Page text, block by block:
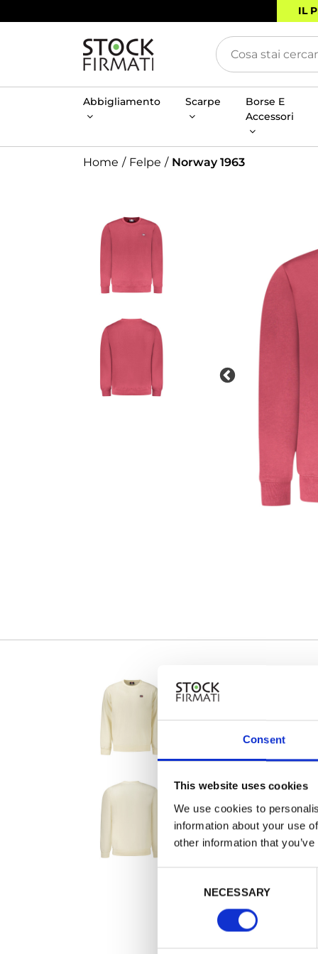
Consent
This website uses cookies
We use cookies to
information about your use
other information that
NECESSARY
IL
Abbigliamento Scarpe
Borse E
Accessori
Home Felpe Norway 1963